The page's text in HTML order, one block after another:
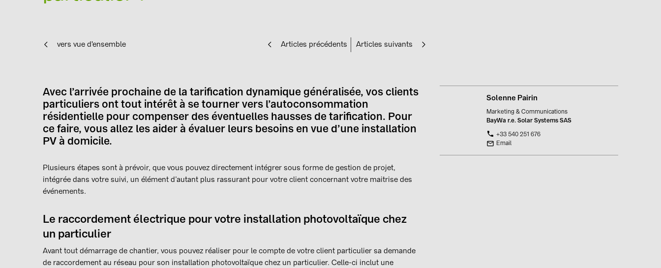
vers vue d'ensemble Articles précédents Articles suivants
Avec l’arrivée prochaine de la tarification dynamique généralisée, vos clients
particuliers ont tout intérêt à se tourner vers l’autoconsommation
résidentielle pour compenser des éventuelles hausses de tarification. Pour
ce faire, vous allez les aider à évaluer leurs besoins en vue d’une installation
PV à domicile.
Plusieurs étapes sont à prévoir, que vous pouvez directement intégrer sous forme de gestion de projet,
intégrée dans votre suivi, un élément d’autant plus rassurant pour votre client concernant votre maitrise des
événements.
Le raccordement électrique pour votre installation photovoltaïque chez
un particulier
Avant tout démarrage de chantier, vous pouvez réaliser pour le compte de votre client particulier sa demande
de raccordement au réseau pour son installation photovoltaïque chez un particulier. Celle-ci inclut une
Solenne Pairin
Marketing & Communications
BayWa r.e. Solar Systems SAS
+33 540 251 676
Email